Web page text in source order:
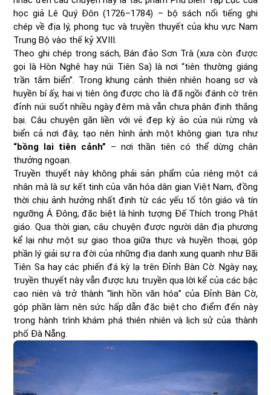
học giả Lê Quý Đôn (1726–1784) – bộ sách nổi tiếng ghi
chép về địa lý, phong tục và truyền thuyết của khu vực Nam
Trung Bộ vào thế kỷ XVIII.
Theo ghi chép trong sách, Bán đảo Sơn Trà (xưa còn được
gọi là Hòn Nghê hay núi Tiên Sa) là nơi “tiên thường giáng
trần tắm biển”. Trong khung cảnh thiên nhiên hoang sơ và
huyền bí ấy, hai vị tiên ông được cho là đã ngồi đánh cờ trên
đỉnh núi suốt nhiều ngày đêm mà vẫn chưa phân định thắng
bại. Câu chuyện gắn liền với vẻ đẹp kỳ ảo của núi rừng và
biển cả nơi đây, tạo nên hình ảnh một không gian tựa như
“bồng lai tiên cảnh” – nơi thần tiên có thể dừng chân
thưởng ngoạn.
Truyền thuyết này không phải sản phẩm của riêng một cá
nhân mà là sự kết tinh của văn hóa dân gian Việt Nam, đồng
thời chịu ảnh hưởng nhất định từ các yếu tố tôn giáo và tín
ngưỡng Á Đông, đặc biệt là hình tượng Đế Thích trong Phật
giáo. Qua thời gian, câu chuyện được người dân địa phương
kể lại như một sự giao thoa giữa thực và huyền thoại, góp
phần lý giải sự ra đời của những địa danh xung quanh như Bãi
Tiên Sa hay các phiến đá kỳ lạ trên Đỉnh Bàn Cờ. Ngày nay,
truyền thuyết này vẫn được lưu truyền qua lời kể của các bậc
cao niên và trở thành “linh hồn văn hóa” của Đỉnh Bàn Cờ,
góp phần làm nên sức hấp dẫn đặc biệt cho điểm đến này
trong hành trình khám phá thiên nhiên và lịch sử của thành
phố Đà Nẵng.